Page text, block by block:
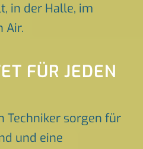
in der Halle, im
Air.
FÜR JEDEN
Techniker sorgen für
und eine